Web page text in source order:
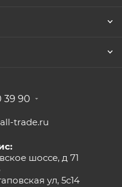
39 90
trade.ru
шоссе, д 71
ул, 5с14